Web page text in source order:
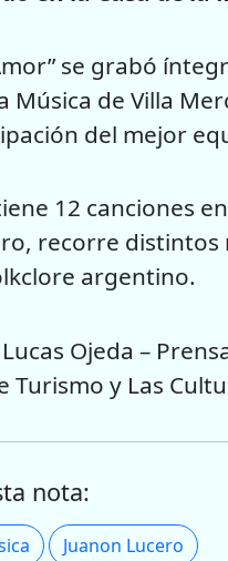
se grabó
Música de Villa
del mejor
12 canciones
recorre distintos
argentino.
Ojeda –
Turismo y Las
nota:
Juanon Lucero